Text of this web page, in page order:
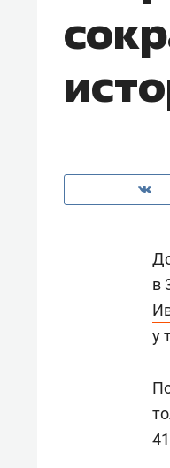
в
у
Рекомендуем
Падел,
стал